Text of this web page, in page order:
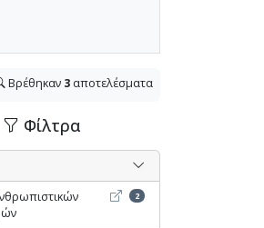
Βρέθηκαν 3 αποτελέσματα
Φίλτρα
Σχολή Ανθρωπιστικών
2